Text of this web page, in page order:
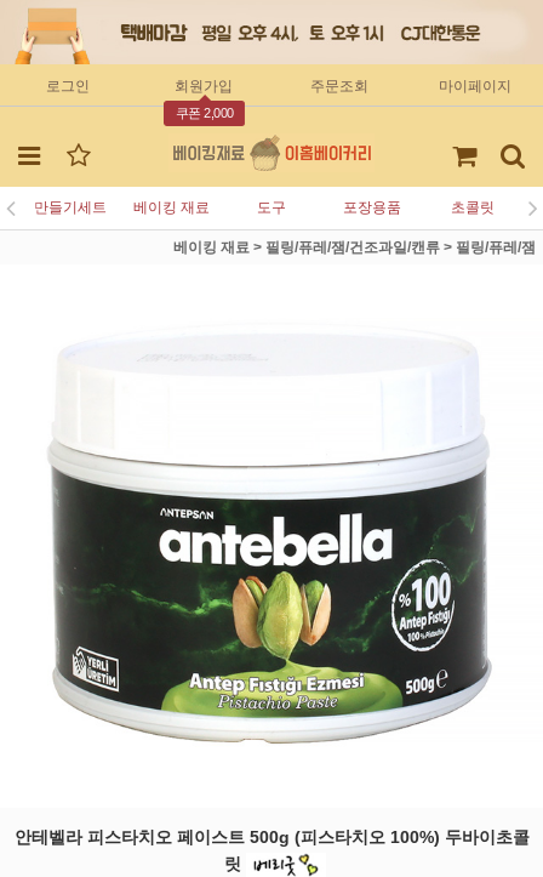
로그인 회원가입
쿠폰 2,000
주문조회 마이페이지
만들기세트 베이킹 재료 도구 포장용품 초콜릿
베이킹 재료 > 필링/퓨레/잼/건조과일/캔류 > 필링/퓨레/잼
안테벨라 피스타치오 페이스트 500g (피스타치오 100%) 두바이초콜
릿